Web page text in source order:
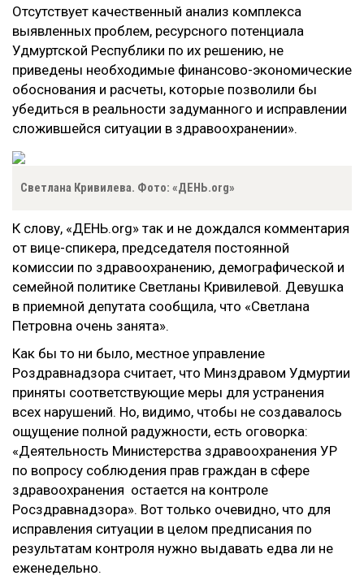
Отсутствует качественный анализ комплекса
выявленных проблем, ресурсного потенциала
Удмуртской Республики по их решению, не
приведены необходимые финансово-экономические
обоснования и расчеты, которые позволили бы
убедиться в реальности задуманного и исправлении
сложившейся ситуации в здравоохранении».
Светлана Кривилева. Фото: «ДЕНЬ.org»
К слову, «ДЕНЬ.org» так и не дождался комментария
от вице-спикера, председателя постоянной
комиссии по здравоохранению, демографической и
семейной политике Светланы Кривилевой. Девушка
в приемной депутата сообщила, что «Светлана
Петровна очень занята».
Как бы то ни было, местное управление
Роздравнадзора считает, что Минздравом Удмуртии
приняты соответствующие меры для устранения
всех нарушений. Но, видимо, чтобы не создавалось
ощущение полной радужности, есть оговорка:
«Деятельность Министерства здравоохранения УР
по вопросу соблюдения прав граждан в сфере
здравоохранения остается на контроле
Росздравнадзора». Вот только очевидно, что для
исправления ситуации в целом предписания по
результатам контроля нужно выдавать едва ли не
еженедельно.